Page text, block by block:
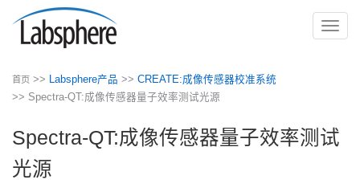
切
首页 >> Labsphere产品 >> CREATE:成像传感器校准系统
>> Spectra-QT:成像传感器量子效率测试光源
Spectra-QT:成像传感器量子效率测试
光源